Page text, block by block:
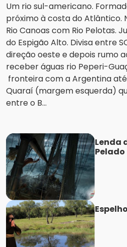
Um rio sul-americano.
próximo à costa do Atlântico.
Rio Canoas com Rio Pelotas.
do Espigão Alto. Divisa entre
direção oeste e depois rumo
receber águas rio Peperi-
fronteira com a Argentina
Quaraí (margem esquerda)
entre o B...
Lenda
Pelado